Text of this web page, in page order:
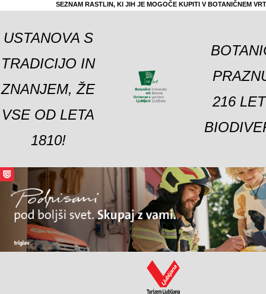
SEZNAM RASTLIN, KI JIH JE MOGOČE KUPITI V BOTANIČNEM
USTANOVA S
TRADICIJO IN
ZNANJEM, ŽE
VSE OD LETA
1810!
216